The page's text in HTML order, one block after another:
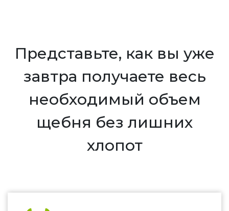
Представьте, как вы уже
завтра получаете весь
необходимый объем
щебня без лишних
хлопот